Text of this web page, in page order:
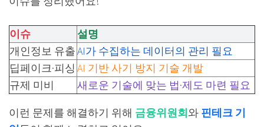
이슈
설명
개인정보 유출AI가 수집하는 데이터의 관리 필요
딥페이크·피싱 AI 기반 사기 방지 기술 개발
규제 미비
새로운 기술에 맞는 법·제도 마련 필요
이런 문제를 해결하기 위해 금융위원회와 핀테크 기